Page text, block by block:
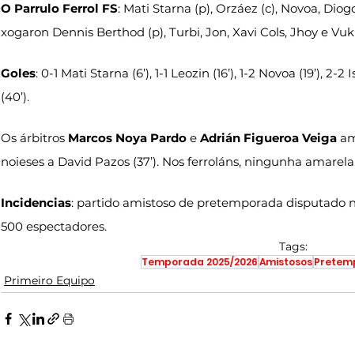
O Parrulo Ferrol FS: Mati Starna (p), Orzáez (c), Novoa,
xogaron Dennis Berthod (p), Turbi, Jon, Xavi Cols, Jhoy e
Goles: 0-1 Mati Starna (6’), 1-1 Leozin (16’), 1-2 Novoa (19’), 2-
(40’).
Os árbitros Marcos Noya Pardo e Adrián Figueroa Veiga
noieses a David Pazos (37’). Nos ferroláns, ningunha amarela.
Incidencias: partido amistoso de pretemporada disputado
500 espectadores.
Tags:
Temporada 2025/2026Amistosos
Primeiro Equipo